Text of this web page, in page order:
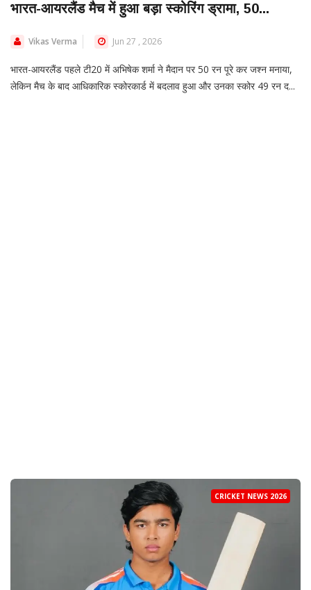
भारत-आयरलैंड मैच में हुआ बड़ा स्कोरिंग ड्रामा, 50...
Vikas Verma Jun 27 , 2026
भारत-आयरलैंड पहले टी20 में अभिषेक शर्मा ने मैदान पर 50 रन पूरे कर जश्न मनाया,
लेकिन मैच के बाद आधिकारिक स्कोरकार्ड में बदलाव हुआ और उनका स्कोर 49 रन द...
CRICKET NEWS 2026